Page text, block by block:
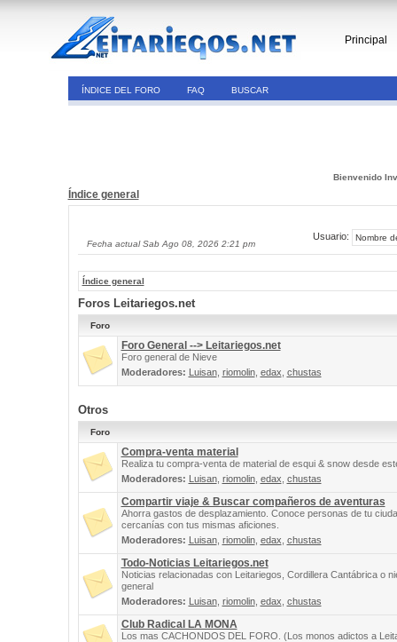
Principal
ÍNDICE DEL FORO FAQ BUSCAR
Bienvenido
Índice general
Fecha actual Sab Ago 08, 2026 2:21 pm
Usuario:
Índice general
Foros Leitariegos.net
Foro
Foro General --> Leitariegos.net
Foro general de Nieve
Moderadores: Luisan, riomolin, edax chustas
Otros
Foro
Compra-venta material
Realiza tu compra-venta de material de esqui & snow desde
Moderadores: Luisan, riomolin, edax chustas
Compartir viaje & Buscar compañeros de aventuras
Ahorra gastos de desplazamiento. Conoce personas de tu
cercanías con tus mismas aficiones.
Moderadores: Luisan, riomolin, edax chustas
Todo-Noticias Leitariegos.net
Noticias relacionadas con Leitariegos, Cordillera Cantábrica o
general
Moderadores: Luisan, riomolin, edax chustas
Club Radical LA MONA
Los mas CACHONDOS DEL FORO. (Los monos adictos a